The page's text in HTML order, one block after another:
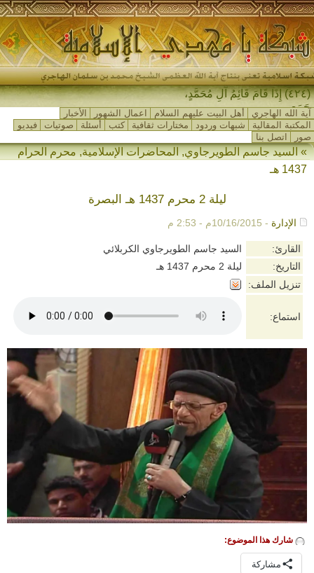
(٤٢٤) إِذَا قَامَ قَائِمُ آلِ مُحَمَّدٍ،
جَمَعَ ا_
آية الله الهاجري أهل البيت عليهم السلام اعمال الشهور
الأخبار
المكتبة المقالية
شبهات وردود مختارات ثقافية كتب أسئلة صوتيات
فيديو
صور
اتصل بنا
»السيد جاسم الطويرجاوي,المحاضرات الإسلامية,محرم الحرام
1437 هـ
ليلة 2 محرم 1437 هـ البصرة
الإدارة - 10/16/2015م - 2:53 م
القارئ:
السيد جاسم الطويرجاوي الكربلائي
التاريخ:
ليلة 2 محرم 1437 هـ
تنزيل الملف:
استماع:
شارك هذا الموضوع:
مشاركة